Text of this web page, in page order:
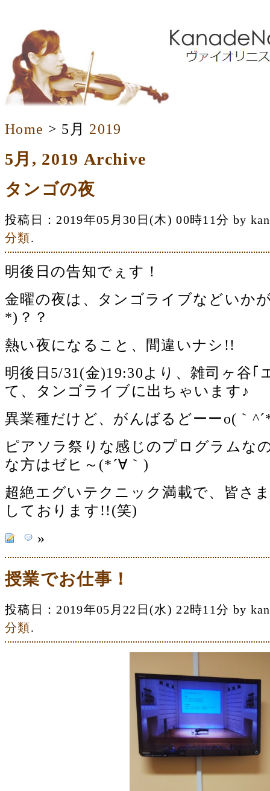
Home > 5月 2019
5月, 2019 Archive
タンゴの夜
投稿日：2019年05月30日(木) 00時11分 by
分類.
明後日の告知でぇす！
金曜の夜は、タンゴライブなどいか
*)？？
熱い夜になること、間違いナシ!!
明後日5/31(金)19:30より、雑司ヶ谷｢
て、タンゴライブに出ちゃいます♪
異業種だけど、がんばるどーーo(｀
ピアソラ祭りな感じのプログラムな
な方はゼヒ～(*´∀｀)
超絶エグいテクニック満載で、皆さ
しております!!(笑)
»
授業でお仕事！
投稿日：2019年05月22日(水) 22時11分 by
分類.